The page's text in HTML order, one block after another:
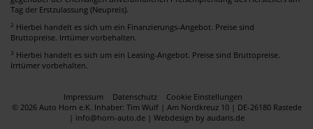
Tag der Erstzulassung (Neupreis).
2 Hierbei handelt es sich um ein Finanzierungs-Angebot. Preise sind
Bruttopreise. Irrtümer vorbehalten.
3 Hierbei handelt es sich um ein Leasing-Angebot. Preise sind Bruttopreise.
Irrtümer vorbehalten.
Impressum Datenschutz
Cookie Einstellungen
© 2026 Auto Horn e.K. Inhaber: Tim Wulf | Am Nordkreuz 10 | DE-26180 Rastede
| info@horn-auto.de | Webdesign by audaris.de